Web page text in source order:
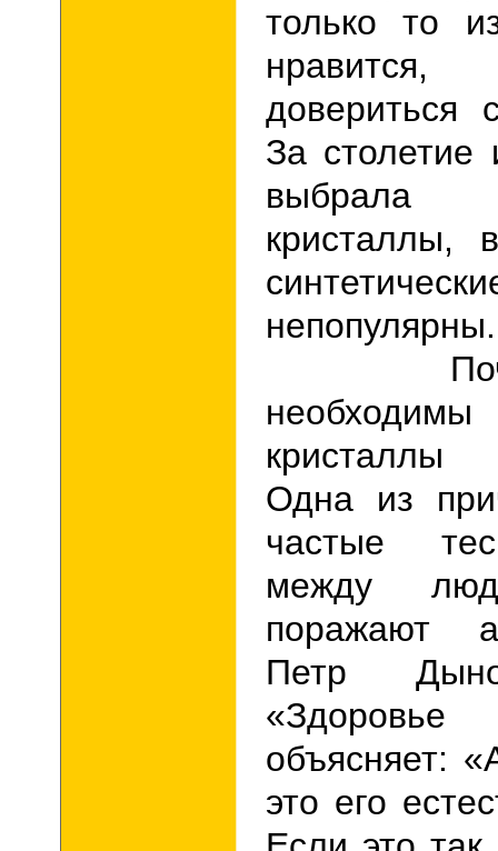
только то
довериться
За столетие
выбрала
кристаллы,
непопулярны.
Почему
необходимы
кристаллы
Одна из
частые
между
поражают
Петр
объясняет:
это его